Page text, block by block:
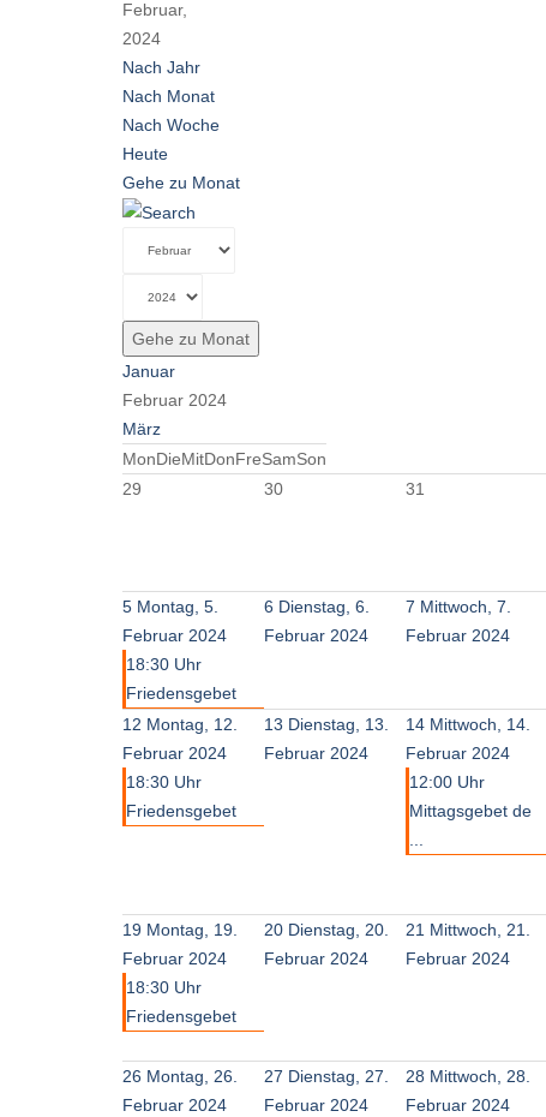
Februar,
2024
Nach Jahr
Nach Monat
Nach Woche
Heute
Gehe zu Monat
Gehe zu Monat
Januar
Februar 2024
März
MonDieMitDonFreSamSon
29
30 31
5 Montag, 5.
Februar 2024
18:30 Uhr
Friedensgebet
6 Dienstag, 6.
Februar 2024
7 Mittwoch, 7.
Februar 2024
12 Montag, 12.
Februar 2024
18:30 Uhr
Friedensgebet
13 Dienstag, 13.
Februar 2024
14 Mittwoch, 14.
Februar 2024
12:00 Uhr
Mittagsgebet de
...
19 Montag, 19.
Februar 2024
18:30 Uhr
Friedensgebet
20 Dienstag, 20.
Februar 2024
21 Mittwoch, 21.
Februar 2024
26 Montag, 26.
Februar 2024
27 Dienstag, 27.
Februar 2024
28 Mittwoch, 28.
Februar 2024